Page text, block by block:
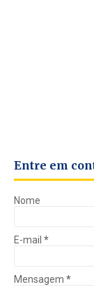
Entre em
Nome
E-mail *
Mensagem *